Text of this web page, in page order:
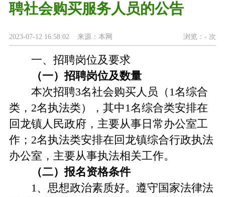
聘社会购买服务人员的公告
浏览：- 次
2023-07-12 16:58:02 来源：本网
一、招聘岗位及要求
（一）招聘岗位及数量
本次招聘3名社会购买人员（1名综合
类，2名执法类），其中1名综合类安排在
回龙镇人民政府，主要从事日常办公室工
作；2名执法类安排在回龙镇综合行政执法
办公室，主要从事执法相关工作。
（二）报名资格条件
1、思想政治素质好。遵守国家法律法